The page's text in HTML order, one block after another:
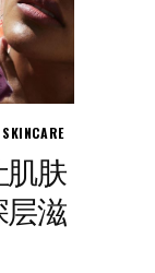
SKINCARE
肤
滋